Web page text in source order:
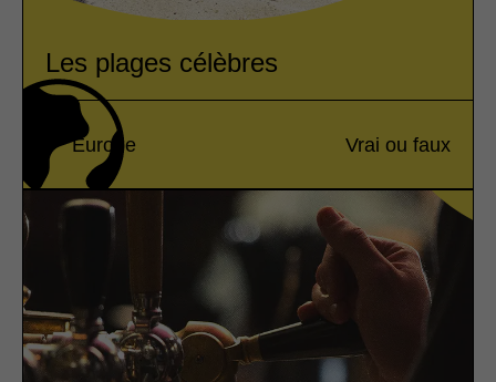
Les plages célèbres
Europe Vrai ou faux